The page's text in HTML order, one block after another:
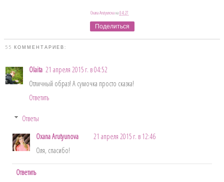
Oxana Arutyunovaна04:27
Поделиться
55 КОММЕНТАРИЕВ:
Olaita 21 апреля 2015 г. в 04:52
Отличный образ! А сумочка просто сказка!
Ответить
Ответы
Oxana Arutyunova
21 апреля 2015 г. в 12:46
Оля, спасибо!
Ответить